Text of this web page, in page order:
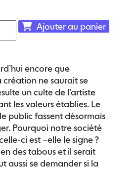
Ajouter au panier
encore que
création ne saurait se
un culte de l’artiste
les valeurs établies. Le
public fassent désormais
Pourquoi notre société
ci est –elle le signe ?
des tabous et il serait
aussi se demander si la